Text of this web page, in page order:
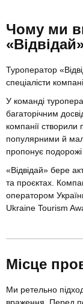
Чому ми
Туроператор
спеціалісти
У команді
багаторічним
компанії створили
популярними й
пропонує
«Відвідай» бере
та проєктах.
оператором
Ukraine Tourism
Місце
Ми ретельно